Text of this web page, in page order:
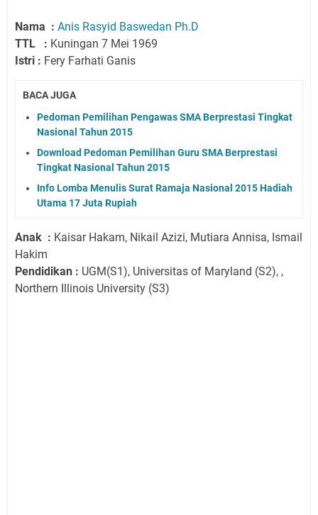
Nama : Anis Rasyid Baswedan Ph.D
TTL : Kuningan 7 Mei 1969
Istri : Fery Farhati Ganis
BACA JUGA
Pedoman Pemilihan Pengawas SMA Berprestasi Tingkat
Nasional Tahun 2015
Download Pedoman Pemilihan Guru SMA Berprestasi
Tingkat Nasional Tahun 2015
Info Lomba Menulis Surat Ramaja Nasional 2015 Hadiah
Utama 17 Juta Rupiah
Anak : Kaisar Hakam, Nikail Azizi, Mutiara Annisa, Ismail
Hakim
Pendidikan : UGM(S1), Universitas of Maryland (S2), ,
Northern Illinois University (S3)